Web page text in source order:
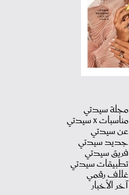
مجلة سيدتي
مناسبات X سيدتي
عن سيدتي
جديد سيدتي
فريق سيدتي
تطبيقات سيدتي
غلاف رقمي
آخر الأخبار